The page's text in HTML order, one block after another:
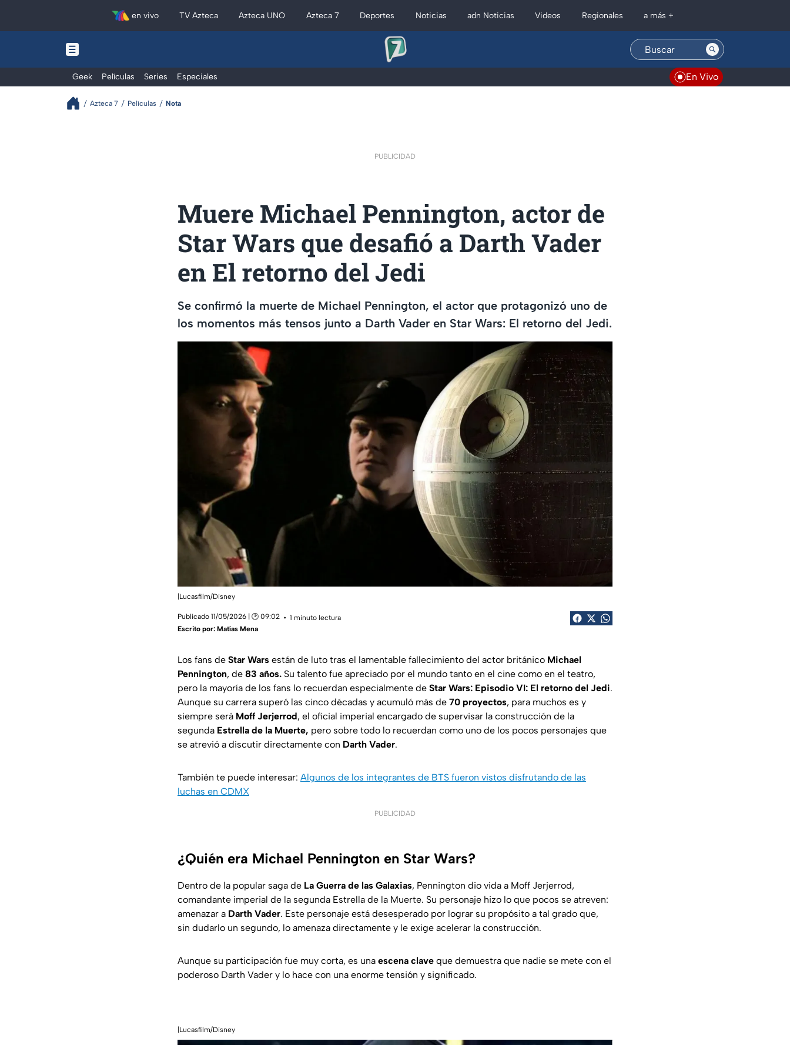
en vivo TV Azteca Azteca UNO Azteca 7 Deportes Noticias adn Noticias Videos Regionales a más +
Geek Películas Series Especiales En Vivo
Azteca 7 Películas Nota
PUBLICIDAD
Muere Michael Pennington, actor de
Star Wars que desafió a Darth Vader
en El retorno del Jedi
Se confirmó la muerte de Michael Pennington, el actor que protagonizó uno de
los momentos más tensos junto a Darth Vader en Star Wars: El retorno del Jedi.
|Lucasfilm/Disney
Publicado 11/05/2026 | 🕑 09:02
1 minuto lectura
Escrito por: Matías Mena
Los fans de Star Wars están de luto tras el lamentable fallecimiento del actor británico Michael
Pennington, de 83 años. Su talento fue apreciado por el mundo tanto en el cine como en el teatro,
pero la mayoría de los fans lo recuerdan especialmente de Star Wars: Episodio VI: El retorno del Jedi.
Aunque su carrera superó las cinco décadas y acumuló más de 70 proyectos, para muchos es y
siempre será Moff Jerjerrod, el oficial imperial encargado de supervisar la construcción de la
segunda Estrella de la Muerte, pero sobre todo lo recuerdan como uno de los pocos personajes que
se atrevió a discutir directamente con Darth Vader.
También te puede interesar: Algunos de los integrantes de BTS fueron vistos disfrutando de las
luchas en CDMX
PUBLICIDAD
¿Quién era Michael Pennington en Star Wars?
Dentro de la popular saga de La Guerra de las Galaxias, Pennington dio vida a Moff Jerjerrod,
comandante imperial de la segunda Estrella de la Muerte. Su personaje hizo lo que pocos se atreven:
amenazar a Darth Vader. Este personaje está desesperado por lograr su propósito a tal grado que,
sin dudarlo un segundo, lo amenaza directamente y le exige acelerar la construcción.
Aunque su participación fue muy corta, es una escena clave que demuestra que nadie se mete con el
poderoso Darth Vader y lo hace con una enorme tensión y significado.
|Lucasfilm/Disney